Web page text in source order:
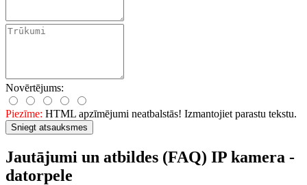
Novērtējums:
Piezīme: HTML apzīmējumi neatbalstās! Izmantojiet parastu tekstu.
Sniegt atsauksmes
Jautājumi un atbildes (FAQ) IP kamera -
datorpele